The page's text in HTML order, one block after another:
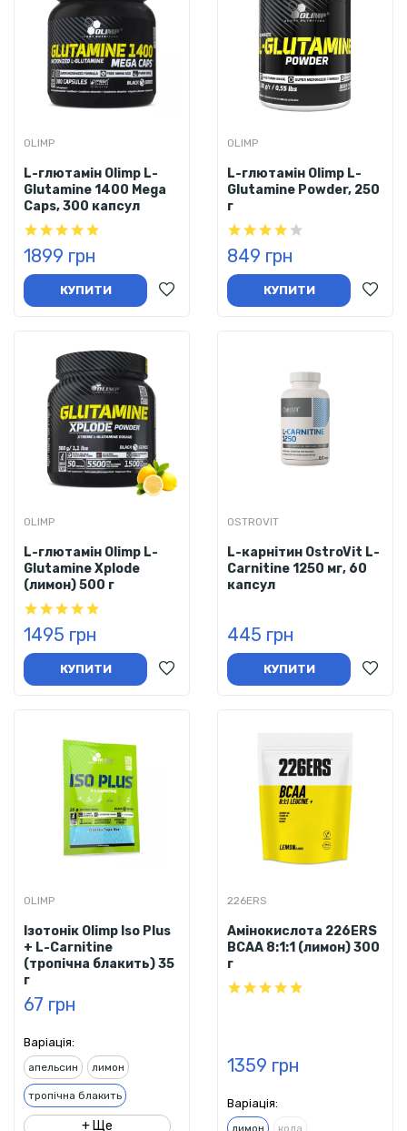
OLIMP
L-глютамін Olimp L-
Glutamine 1400 Mega
Caps, 300 капсул
1899 грн
КУПИТИ
OLIMP
L-глютамін Olimp L-
Glutamine Powder, 250
г
849 грн
КУПИТИ
OLIMP
L-глютамін Olimp L-
Glutamine Xplode
(лимон) 500 г
1495 грн
КУПИТИ
OSTROVIT
L-карнітин OstroVit L-
Carnitine 1250 мг, 60
капсул
445 грн
КУПИТИ
OLIMP
Ізотонік Olimp Iso Plus
+ L-Carnitine
(тропічна блакить) 35
г
67 грн
Варіація:
апельсин лимон
тропічна блакить
+ Ще
226ERS
Амінокислота 226ERS
BCAA 8:1:1 (лимон) 300
г
1359 грн
Варіація:
лимон кола